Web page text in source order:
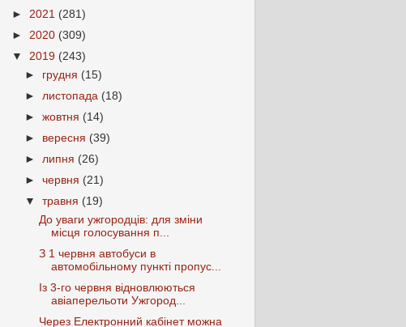
► 2021 (281)
► 2020 (309)
▼ 2019 (243)
► грудня (15)
► листопада (18)
►жовтня (14)
► вересня (39)
►липня (26)
►червня (21)
▼травня (19)
До уваги ужгородців: для зміни
місця голосування п...
З 1 червня автобуси в
автомобільному пункті пропус...
Із 3-го червня відновлюються
авіаперельоти Ужгород...
Через Електронний кабінет можна